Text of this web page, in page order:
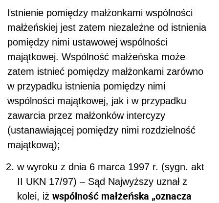
Istnienie pomiędzy małżonkami wspólności
małżeńskiej jest zatem niezależne od istnienia
pomiędzy nimi ustawowej wspólności
majątkowej. Wspólność małżeńska może
zatem istnieć pomiędzy małżonkami zarówno
w przypadku istnienia pomiędzy nimi
wspólności majątkowej, jak i w przypadku
zawarcia przez małżonków intercyzy
(ustanawiającej pomiędzy nimi rozdzielność
majątkową);
w wyroku z dnia 6 marca 1997 r. (sygn. akt
II UKN 17/97) – Sąd Najwyższy uznał z
kolei, iż wspólność małżeńska „oznacza